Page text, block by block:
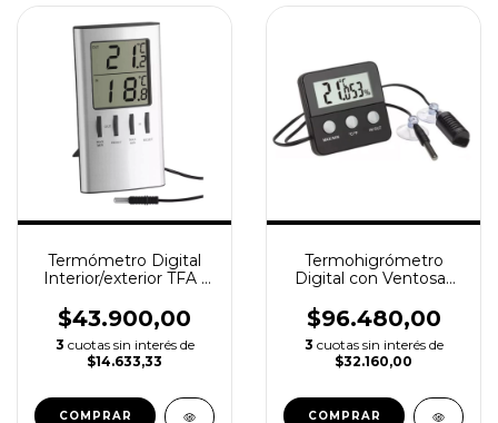
Termómetro Digital
Interior/exterior TFA -
Mts
$43.900,00
3 cuotas sin interés de
$14.633,33
Termohigrómetro
Digital con Ventosas
$96.480,00
3 cuotas sin interés de
$32.160,00